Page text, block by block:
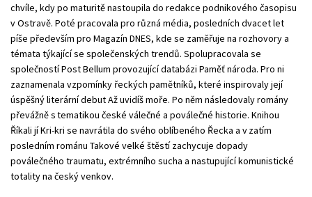
chvíle, kdy po maturitě nastoupila do redakce podnikového časopisu
v Ostravě. Poté pracovala pro různá média, posledních dvacet let
píše především pro Magazín DNES, kde se zaměřuje na rozhovory a
témata týkající se společenských trendů. Spolupracovala se
společností Post Bellum provozující databázi Paměť národa. Pro ni
zaznamenala vzpomínky řeckých pamětníků, které inspirovaly její
úspěšný literární debut Až uvidíš moře. Po něm následovaly romány
převážně s tematikou české válečné a poválečné historie. Knihou
Říkali jí Kri-kri se navrátila do svého oblíbeného Řecka a v zatím
posledním románu Takové velké štěstí zachycuje dopady
poválečného traumatu, extrémního sucha a nastupující komunistické
totality na český venkov.